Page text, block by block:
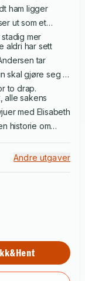
ham ligger
ut som et
mer
aldri har sett
tar
skal gjøre seg til
to drap.
alle sakens
med Elisabeth
historie om
Andre utgaver